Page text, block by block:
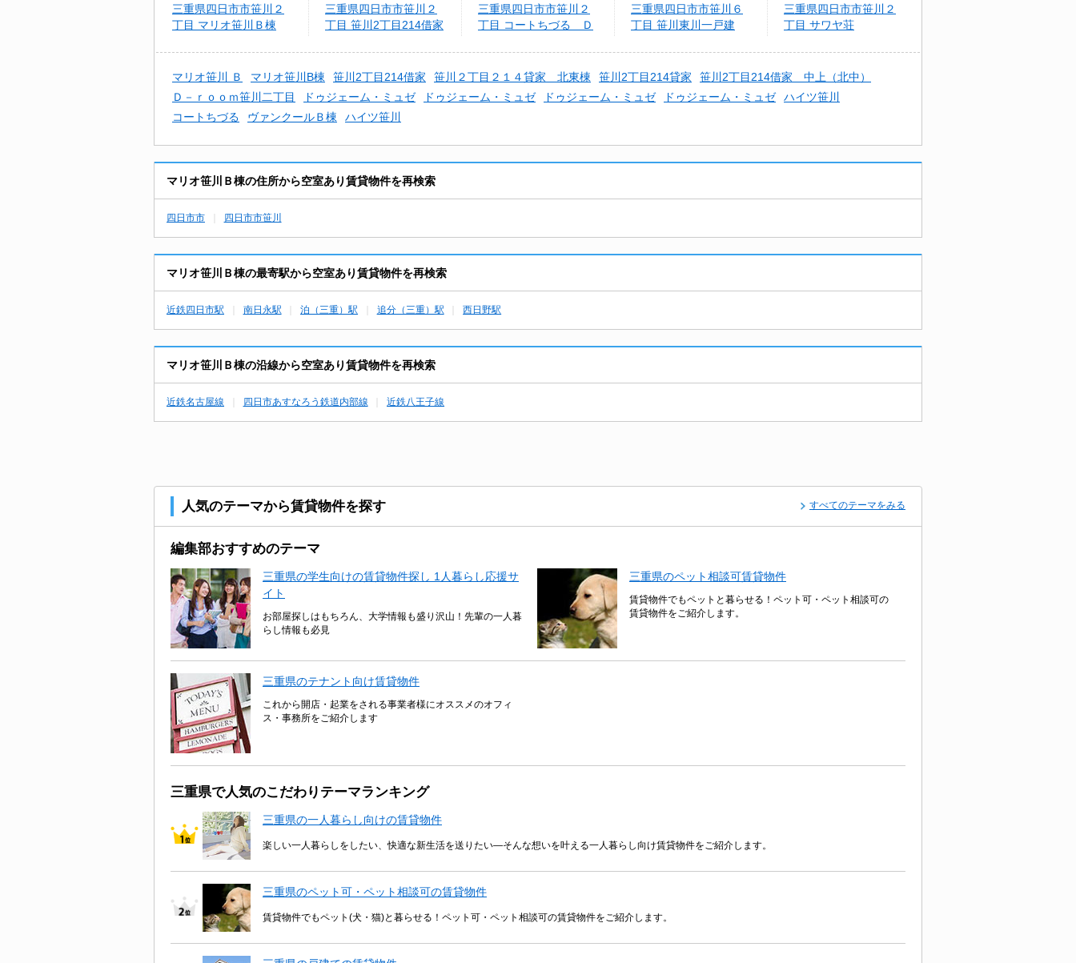
三重県四日市市笹川２
丁目 マリオ笹川Ｂ棟
三重県四日市市笹川２
丁目 笹川2丁目214借家
三重県四日市市笹川２
丁目 コートちづる Ｄ
三重県四日市市笹川６
丁目 笹川東川一戸建
三重県四日市市笹川２
丁目 サワヤ荘
マリオ笹川 Ｂ マリオ笹川B棟 笹川2丁目214借家 笹川２丁目２１４貸家 北東棟 笹川2丁目214貸家
笹川2丁目214借家 中上（北中）
Ｄ－ｒｏｏｍ笹川二丁目
ドゥジェーム・ミュゼ ドゥジェーム・ミュゼ ドゥジェーム・ミュゼ ドゥジェーム・ミュゼ
ハイツ笹川
コートちづる
ヴァンクールＢ棟 ハイツ笹川
マリオ笹川Ｂ棟の住所から空室あり賃貸物件を再検索
四日市市 四日市市笹川
マリオ笹川Ｂ棟の最寄駅から空室あり賃貸物件を再検索
近鉄四日市駅 南日永駅 泊（三重）駅 追分（三重）駅 西日野駅
マリオ笹川Ｂ棟の沿線から空室あり賃貸物件を再検索
近鉄名古屋線 四日市あすなろう鉄道内部線 近鉄八王子線
人気のテーマから賃貸物件を探す すべてのテーマをみる
編集部おすすめのテーマ
三重県の学生向けの賃貸物件探し 1人暮らし応援サ
イト
お部屋探しはもちろん、大学情報も盛り沢山！先輩の一人暮
らし情報も必見
三重県のペット相談可賃貸物件
賃貸物件でもペットと暮らせる！ペット可・ペット相談可の
賃貸物件をご紹介します。
三重県のテナント向け賃貸物件
これから開店・起業をされる事業者様にオススメのオフィ
ス・事務所をご紹介します
三重県で人気のこだわりテーマランキング
三重県の一人暮らし向けの賃貸物件
楽しい一人暮らしをしたい、快適な新生活を送りたい―そんな想いを叶える一人暮らし向け賃貸物件をご紹介します。
三重県のペット可・ペット相談可の賃貸物件
賃貸物件でもペット(犬・猫)と暮らせる！ペット可・ペット相談可の賃貸物件をご紹介します。